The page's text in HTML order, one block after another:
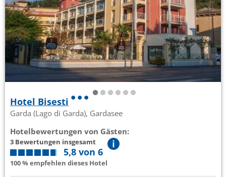
Hotel Bisesti
Garda (Lago di Garda), Gardasee
Hotelbewertungen von Gästen:
3 Bewertungen insgesamt
5,8 von 6
100 % empfehlen dieses Hotel